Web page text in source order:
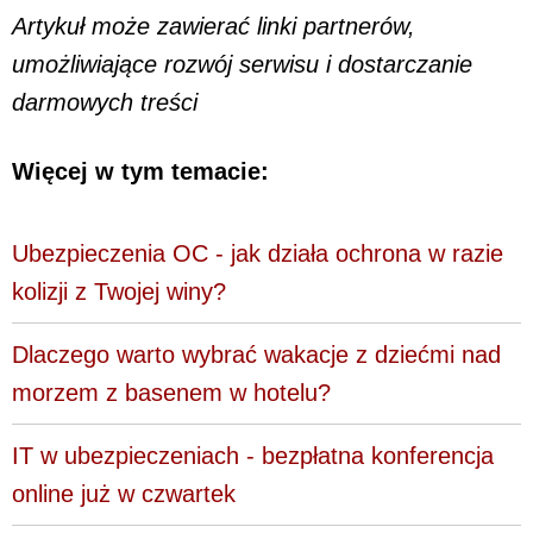
Artykuł może zawierać linki partnerów,
umożliwiające rozwój serwisu i dostarczanie
darmowych treści
Więcej w tym temacie:
Ubezpieczenia OC - jak działa ochrona w razie
kolizji z Twojej winy?
Dlaczego warto wybrać wakacje z dziećmi nad
morzem z basenem w hotelu?
IT w ubezpieczeniach - bezpłatna konferencja
online już w czwartek